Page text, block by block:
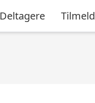
Deltagere Tilmeld